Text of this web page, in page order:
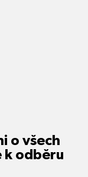
o všech
k odběru